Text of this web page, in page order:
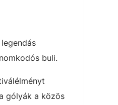
buli.
gólyák a közös